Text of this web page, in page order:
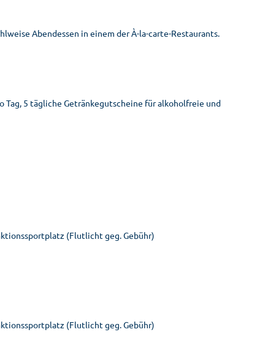
Abendessen in einem der À-la-carte-Restaurants.
Tag, 5 tägliche Getränkegutscheine für alkoholfreie und
(Flutlicht geg. Gebühr)
(Flutlicht geg. Gebühr)